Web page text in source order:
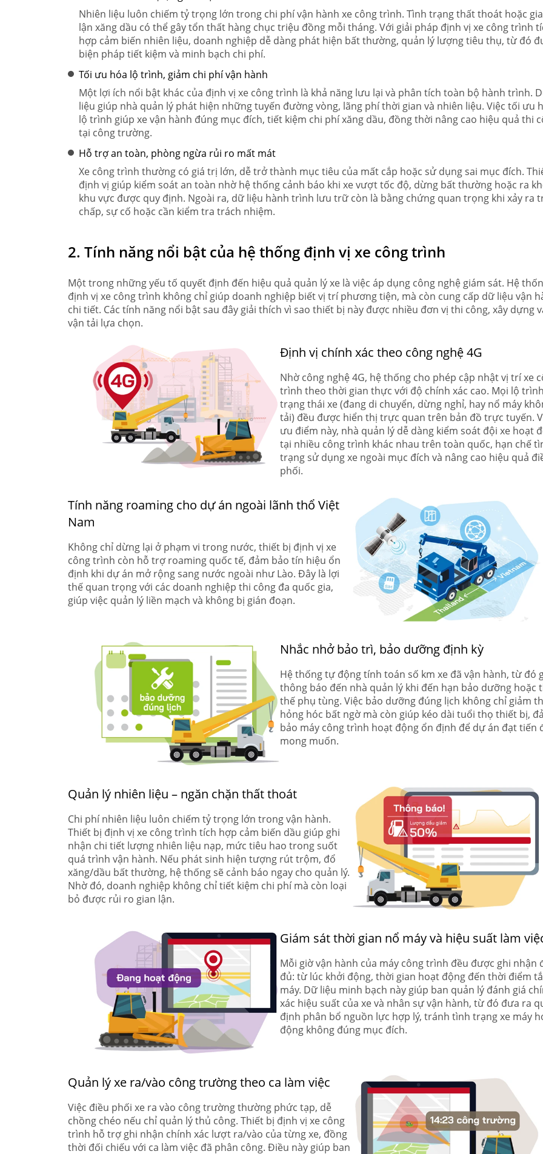
Nhiên liệu luôn chiếm tỷ trọng lớn trong chi phí vận hành xe công trình. Tình trạng thất thoát hoặc
lận xăng dầu có thể gây tổn thất hàng chục triệu đồng mỗi tháng. Với giải pháp định vị xe công trình
hợp cảm biến nhiên liệu, doanh nghiệp dễ dàng phát hiện bất thường, quản lý lượng tiêu thụ, từ đó
biện pháp tiết kiệm và minh bạch chi phí.
Tối ưu hóa lộ trình, giảm chi phí vận hành
Một lợi ích nổi bật khác của định vị xe công trình là khả năng lưu lại và phân tích toàn bộ hành trình.
liệu giúp nhà quản lý phát hiện những tuyến đường vòng, lãng phí thời gian và nhiên liệu. Việc tối ưu
lộ trình giúp xe vận hành đúng mục đích, tiết kiệm chi phí xăng dầu, đồng thời nâng cao hiệu quả thi
tại công trường.
Hỗ trợ an toàn, phòng ngừa rủi ro mất mát
Xe công trình thường có giá trị lớn, dễ trở thành mục tiêu của mất cắp hoặc sử dụng sai mục đích.
định vị giúp kiểm soát an toàn nhờ hệ thống cảnh báo khi xe vượt tốc độ, dừng bất thường hoặc ra
khu vực được quy định. Ngoài ra, dữ liệu hành trình lưu trữ còn là bằng chứng quan trọng khi xảy ra
chấp, sự cố hoặc cần kiểm tra trách nhiệm.
2. Tính năng nổi bật của hệ thống định vị xe công trình
Một trong những yếu tố quyết định đến hiệu quả quản lý xe là việc áp dụng công nghệ giám sát. Hệ
định vị xe công trình không chỉ giúp doanh nghiệp biết vị trí phương tiện, mà còn cung cấp dữ liệu vận
chi tiết. Các tính năng nổi bật sau đây giải thích vì sao thiết bị này được nhiều đơn vị thi công, xây dựng
vận tải lựa chọn.
Định vị chính xác theo công nghệ 4G
Nhờ công nghệ 4G, hệ thống cho phép cập nhật vị trí xe
trình theo thời gian thực với độ chính xác cao. Mọi lộ
trạng thái xe (đang di chuyển, dừng nghỉ, hay nổ máy
tải) đều được hiển thị trực quan trên bản đồ trực tuyến.
ưu điểm này, nhà quản lý dễ dàng kiểm soát đội xe hoạt
tại nhiều công trình khác nhau trên toàn quốc, hạn chế
trạng sử dụng xe ngoài mục đích và nâng cao hiệu quả
phối.
Tính năng roaming cho dự án ngoài lãnh thổ Việt
Nam
Không chỉ dừng lại ở phạm vi trong nước, thiết bị định vị xe
công trình còn hỗ trợ roaming quốc tế, đảm bảo tín hiệu ổn
định khi dự án mở rộng sang nước ngoài như Lào. Đây là lợi
thế quan trọng với các doanh nghiệp thi công đa quốc gia,
giúp việc quản lý liền mạch và không bị gián đoạn.
Nhắc nhở bảo trì, bảo dưỡng định kỳ
Hệ thống tự động tính toán số km xe đã vận hành, từ đó
thông báo đến nhà quản lý khi đến hạn bảo dưỡng hoặc
thế phụ tùng. Việc bảo dưỡng đúng lịch không chỉ giảm
hỏng hóc bất ngờ mà còn giúp kéo dài tuổi thọ thiết bị,
bảo máy công trình hoạt động ổn định để dự án đạt tiến
mong muốn.
Quản lý nhiên liệu – ngăn chặn thất thoát
Chi phí nhiên liệu luôn chiếm tỷ trọng lớn trong vận hành.
Thiết bị định vị xe công trình tích hợp cảm biến dầu giúp ghi
nhận chi tiết lượng nhiên liệu nạp, mức tiêu hao trong suốt
quá trình vận hành. Nếu phát sinh hiện tượng rút trộm, đổ
xăng/dầu bất thường, hệ thống sẽ cảnh báo ngay cho quản lý.
Nhờ đó, doanh nghiệp không chỉ tiết kiệm chi phí mà còn loại
bỏ được rủi ro gian lận.
Giám sát thời gian nổ máy và hiệu suất làm
Mỗi giờ vận hành của máy công trình đều được ghi nhận
đủ: từ lúc khởi động, thời gian hoạt động đến thời điểm
máy. Dữ liệu minh bạch này giúp ban quản lý đánh giá
xác hiệu suất của xe và nhân sự vận hành, từ đó đưa ra
định phân bổ nguồn lực hợp lý, tránh tình trạng xe máy
động không đúng mục đích.
Quản lý xe ra/vào công trường theo ca làm việc
Việc điều phối xe ra vào công trường thường phức tạp, dễ
chồng chéo nếu chỉ quản lý thủ công. Thiết bị định vị xe công
trình hỗ trợ ghi nhận chính xác lượt ra/vào của từng xe, đồng
thời đối chiếu với ca làm việc đã phân công. Điều này giúp ban